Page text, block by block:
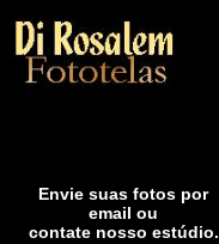
Envie suas fotos por
email ou
contate nosso estúdio.